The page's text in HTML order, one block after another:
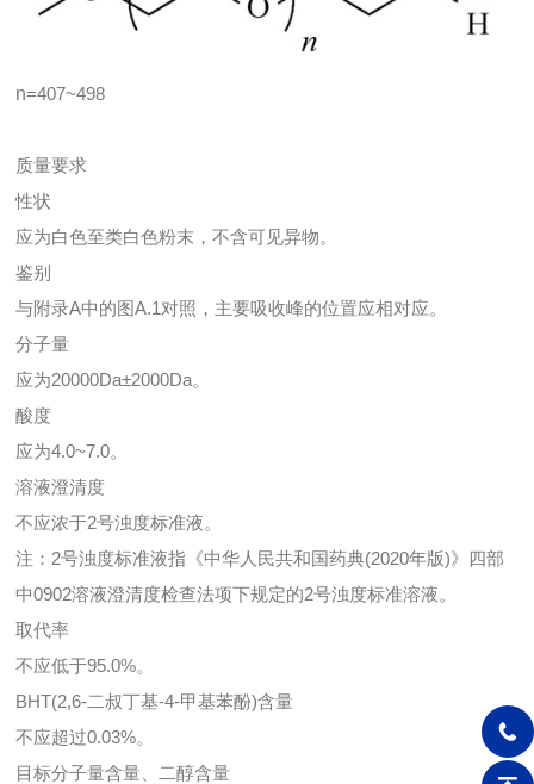
n=407~498
质量要求
性状
应为白色至类白色粉末，不含可见异物。
鉴别
与附录A中的图A.1对照，主要吸收峰的位置应相对应。
分子量
应为20000Da±2000Da。
酸度
应为4.0~7.0。
溶液澄清度
不应浓于2号浊度标准液。
注：2号浊度标准液指《中华人民共和国药典(2020年版)》四部
中0902溶液澄清度检查法项下规定的2号浊度标准溶液。
取代率
不应低于95.0%。
BHT(2,6-二叔丁基-4-甲基苯酚)含量
不应超过0.03%。
目标分子量含量、二醇含量